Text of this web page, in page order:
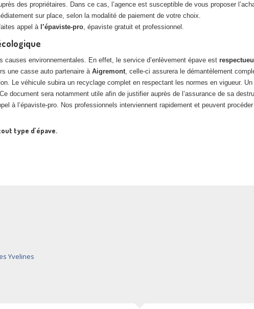
des propriétaires. Dans ce cas, l’agence est susceptible de vous proposer
sur place, selon la modalité de paiement de votre choix.
appel à l’épaviste-pro, épaviste gratuit et professionnel.
causes environnementales. En effet, le service d’enlèvement épave est
une casse auto partenaire à Aigremont, celle-ci assurera le démantèlement
Le véhicule subira un recyclage complet en respectant les normes en vigueur. Un
document sera notamment utile afin de justifier auprès de l’assurance de sa
à l’épaviste-pro. Nos professionnels interviennent rapidement et peuvent
type d’épave.
Yvelines